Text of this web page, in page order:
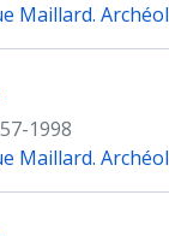
Maillard.
1998
Maillard.